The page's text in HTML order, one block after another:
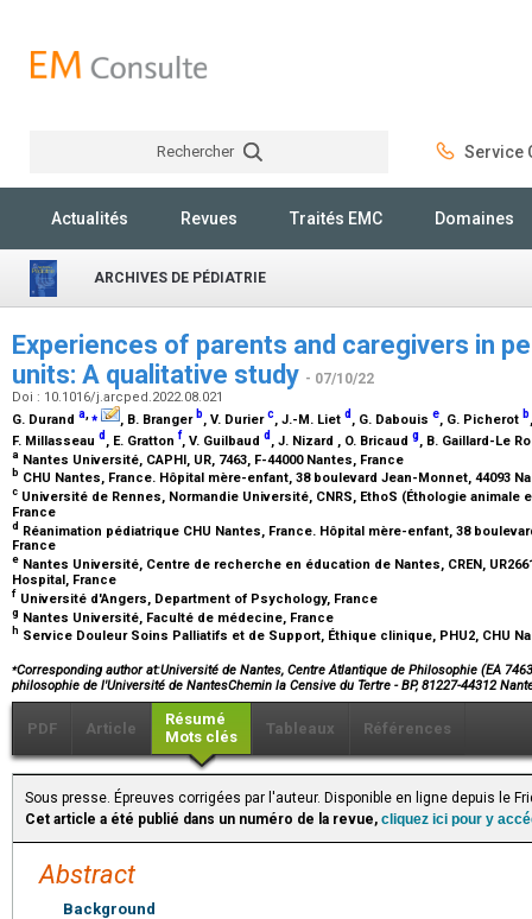
Rechercher Service
Actualités Revues Traités EMC Domaines
ARCHIVES DE PÉDIATRIE
Experiences of parents and caregivers in
units: A qualitative study - 07/10/22
Doi : 10.1016/j.arcped.2022.08.021
G. Durand a,⁎ , B. Branger b, V. Durierc, J.-M. Liet d , G. Dabouis e, G. Picherot b
F. Millasseau d , E. Gratton f, V. Guilbaud d , J. Nizard , O. Bricaud g, B. Gaillard-Le
a Nantes Université, CAPHI, UR, 7463, F-44000 Nantes, France
b CHU Nantes, France. Hôpital mère-enfant, 38 boulevard Jean-Monnet, 44093
c Université de Rennes, Normandie Université, CNRS, EthoS (Éthologie animale
France
d Réanimation pédiatrique CHU Nantes, France. Hôpital mère-enfant, 38
France
e Nantes Université, Centre de recherche en éducation de Nantes, CREN,
Hospital, France
f Université d'Angers, Department of Psychology, France
g Nantes Université, Faculté de médecine, France
h Service Douleur Soins Palliatifs et de Support, Éthique clinique, PHU2, CHU
⁎Corresponding author at:Université de Nantes, Centre Atlantique de Philosophie (EA
philosophie de l'Université de NantesChemin la Censive du Tertre - BP, 81227-44312
PDF Article
Résumé
Mots clés
Tableaux Références
Sous presse. Épreuves corrigées par l'auteur. Disponible en ligne depuis le
Cet article a été publié dans un numéro de la revue, cliquez ici pour y
Abstract
Background